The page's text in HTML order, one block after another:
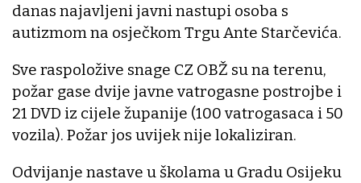
danas najavljeni javni nastupi osoba s
autizmom na osječkom Trgu Ante Starčevića.
Sve raspoložive snage CZ OBŽ su na terenu,
požar gase dvije javne vatrogasne postrojbe i
21 DVD iz cijele županije (100 vatrogasaca i 50
vozila). Požar jos uvijek nije lokaliziran.
Odvijanje nastave u školama u Gradu Osijeku